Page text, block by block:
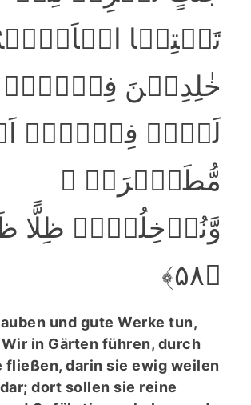
تَحۡتِہَا
خٰلِدِیۡنَ فِیۡہَاۤ
لَہُمۡ فِیۡہَاۤ
مُّطَہَّرَۃٌ ۫
وَّنُدۡخِلُہُمۡ ظِلًّا
﴿۵۸﴾
und gute Werke tun,
in Gärten führen, durch
fließen, darin sie ewig weilen
dort sollen sie reine